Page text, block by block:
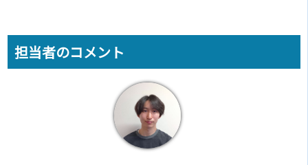
担当者のコメント